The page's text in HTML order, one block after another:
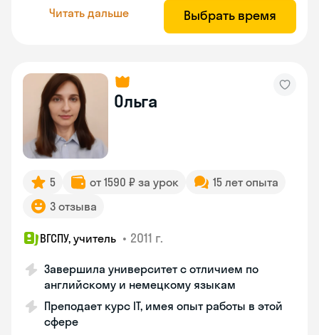
Читать дальше Выбрать время
Ольга
5 от 1590 ₽ за урок
15 лет опыта
3 отзыва
ВГСПУ, учитель • 2011 г.
Завершила университет с отличием по
английскому и немецкому языкам
Преподает курс IT, имея опыт работы в этой
сфере